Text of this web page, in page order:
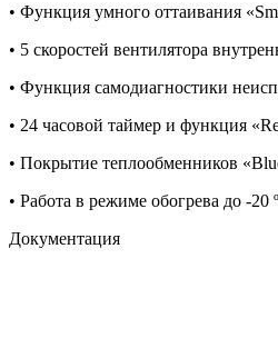
• Функция умного оттаивания
• 5 скоростей вентилятора
• Функция самодиагностики
• 24 часовой таймер и функция
• Покрытие теплообменников
• Работа в режиме обогрева до -20
Документация